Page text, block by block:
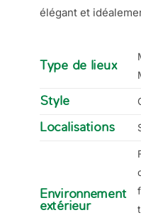
élégant et
Type de lieux
Style
Localisations
Environnement
extérieur